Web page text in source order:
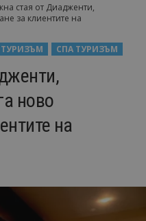
стая от Диадженти,
за клиентите на
СПА ТУРИЗЪМ
ново
на